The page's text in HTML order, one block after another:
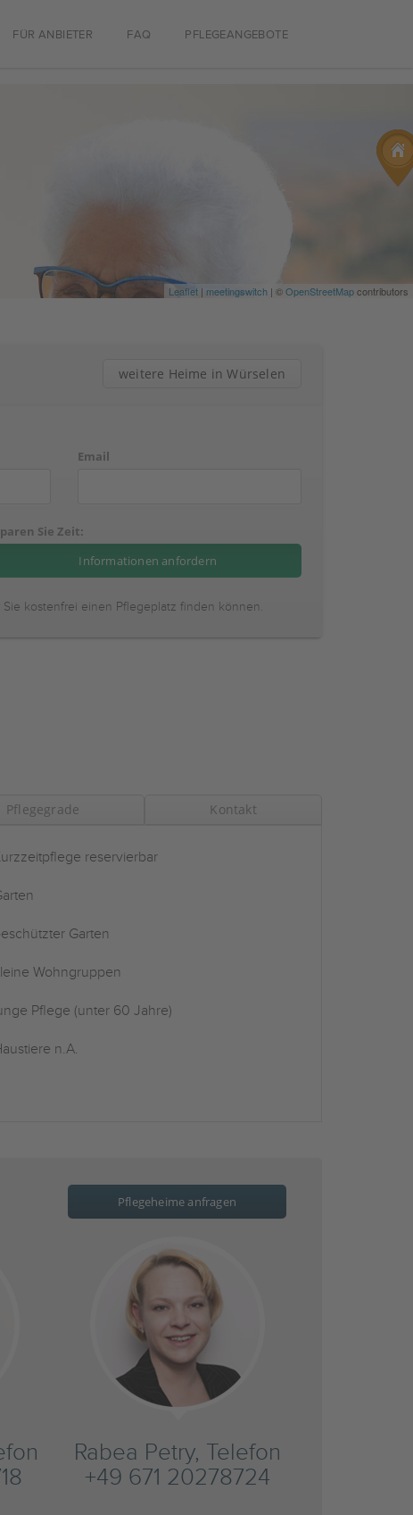
FÜR ANBIETER FAQ PFLEGEANGEBOTE
Leaflet | meetingswitch | ©OpenStreetMapcontributors
weitere Heime in Würselen
Email
Sie Zeit:
kostenfrei einen Pflegeplatz finden können.
Pflegegrade Kontakt
reservierbar
Garten
Wohngruppen
Pflege (unter 60 Jahre)
n.A.
Pflegeheime anfragen
Rabea Petry, Telefon
+49 671 20278724